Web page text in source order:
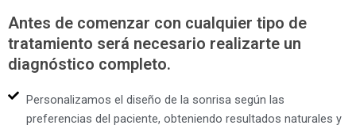
Antes de comenzar con cualquier tipo de
tratamiento será necesario realizarte un
diagnóstico completo.
Personalizamos el diseño de la sonrisa según las
preferencias del paciente, obteniendo resultados naturales y